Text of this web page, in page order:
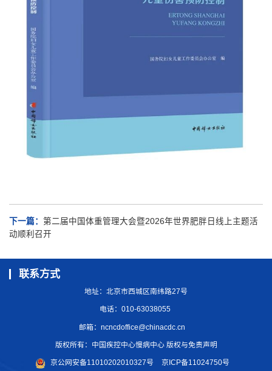
下一篇： 第二届中国体重管理大会暨2026年世界肥胖日线上主题活
动顺利召开
联系方式
地址：北京市西城区南纬路27号
电话：010-63038055
邮箱：ncncdoffice@chinacdc.cn
版权所有：中国疾控中心慢病中心 版权与免责声明
京公网安备11010202010327号 京ICP备11024750号